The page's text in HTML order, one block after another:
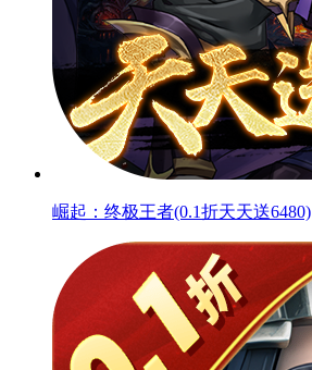
崛起：终极王者(0.1折天天送6480)